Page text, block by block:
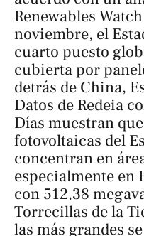
Renewables
noviembre, el
cuarto puesto
cubierta por
detrás de China,
Datos de Redeia
Días muestran
fotovoltaicas del
concentran en
especialmente en
con 512,38
Torrecillas de la
las más grandes